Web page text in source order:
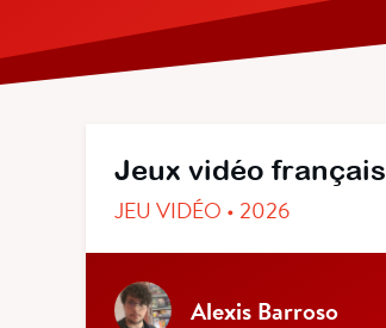
Jeux vidéo français
JEU VIDÉO • 2026
Alexis Barroso